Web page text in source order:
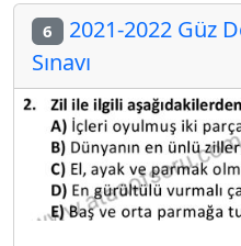
6 2021-2022 Güz
Sınavı